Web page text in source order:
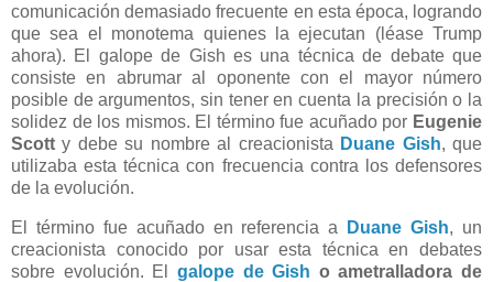
comunicación demasiado frecuente en esta época, logrando
que sea el monotema quienes la ejecutan (léase Trump
ahora). El galope de Gish es una técnica de debate que
consiste en abrumar al oponente con el mayor número
posible de argumentos, sin tener en cuenta la precisión o la
solidez de los mismos. El término fue acuñado por Eugenie
Scott y debe su nombre al creacionista Duane Gish, que
utilizaba esta técnica con frecuencia contra los defensores
de la evolución.
El término fue acuñado en referencia a Duane Gish, un
creacionista conocido por usar esta técnica en debates
sobre evolución. El galope de Gish o ametralladora de